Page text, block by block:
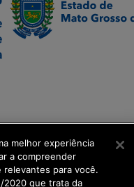
melhor experiência
a compreender
relevantes para você.
2020 que trata da